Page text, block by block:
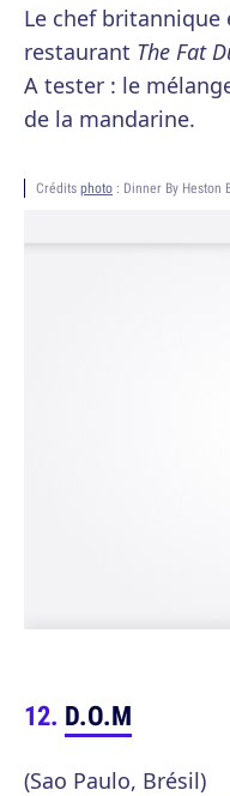
Le chef
restaurant The Fat
A tester : le
de la mandarine.
Crédits photo : Dinner By Heston
D.O.M
(Sao Paulo, Brésil)